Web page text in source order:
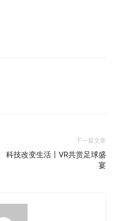
下一篇文章
科技改变生活丨VR共赏足球盛
宴